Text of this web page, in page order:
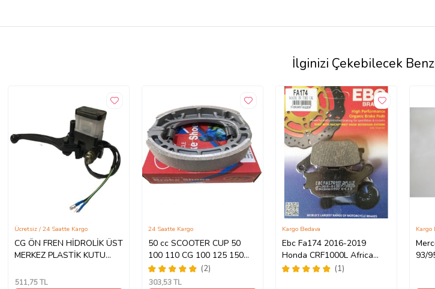
İlginizi Çekebilecek
CG ÖN FREN HİDROLİK ÜST
MERKEZ PLASTİK KUTU
Ücretsiz / 24 Saatte Kargo
511,75 TL
50 cc SCOOTER CUP 50
100 110 CG 100 125 150
200 FREN BALATASI
(2)
24 Saatte Kargo
303,53 TL
Ebc Fa174 2016-2019
Honda CRF1000L Africa
Twin Uyumlu Arka Fren
(1)
Kargo Bedava
93/
Kargo